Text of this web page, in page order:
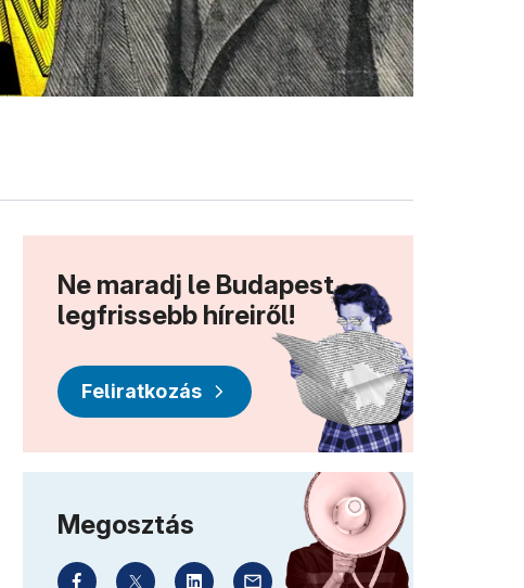
Ne maradj le Budapest
legfrissebb híreiről!
Feliratkozás
Megosztás